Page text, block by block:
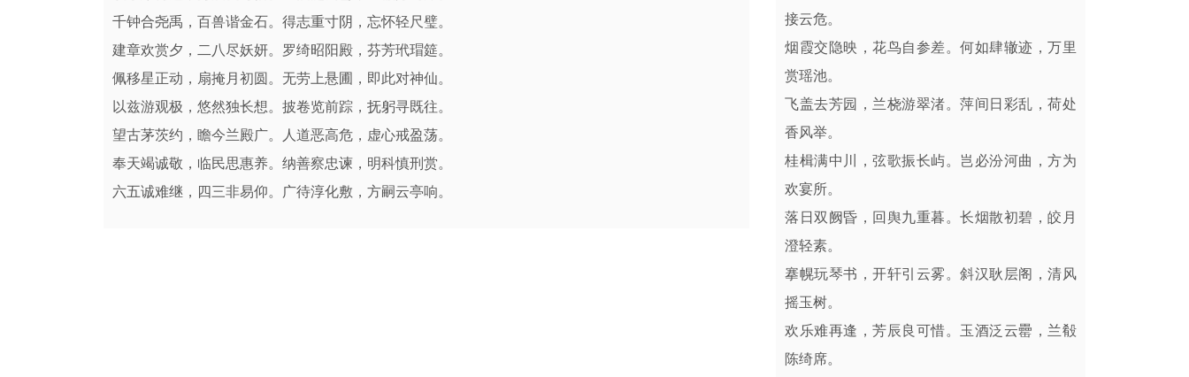
千钟合尧禹，百兽谐金石。得志重寸阴，忘怀轻尺璧。
建章欢赏夕，二八尽妖妍。罗绮昭阳殿，芬芳玳瑁筵。
佩移星正动，扇掩月初圆。无劳上悬圃，即此对神仙。
以兹游观极，悠然独长想。披卷览前踪，抚躬寻既往。
望古茅茨约，瞻今兰殿广。人道恶高危，虚心戒盈荡。
奉天竭诚敬，临民思惠养。纳善察忠谏，明科慎刑赏。
六五诚难继，四三非易仰。广待淳化敷，方嗣云亭响。
接云危。
烟霞交隐映，花鸟自参差。何如肆辙迹，万里
赏瑶池。
飞盖去芳园，兰桡游翠渚。萍间日彩乱，荷处
香风举。
桂楫满中川，弦歌振长屿。岂必汾河曲，方为
欢宴所。
落日双阙昏，回舆九重暮。长烟散初碧，皎月
澄轻素。
搴幌玩琴书，开轩引云雾。斜汉耿层阁，清风
摇玉树。
欢乐难再逢，芳辰良可惜。玉酒泛云罍，兰殽
陈绮席。